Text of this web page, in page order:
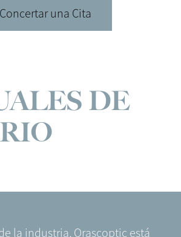
Concertar una Cita
DE
la industria, Orascoptic está